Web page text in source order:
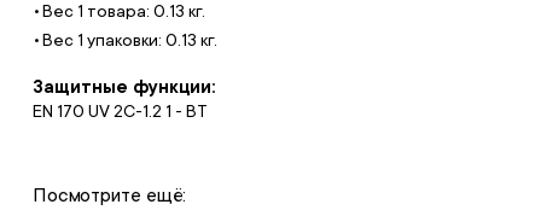
Вес 1 товара: 0.13 кг.
Вес 1 упаковки: 0.13 кг.
Защитные функции:
EN 170 UV 2C-1.2 1 - BT
Посмотрите ещё: